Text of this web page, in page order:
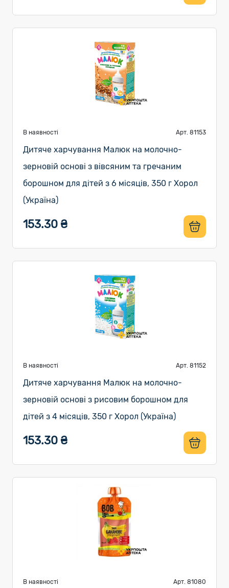
В наявності Арт. 81153
Дитяче харчування Малюк на молочно-
зерновій основі з вівсяним та гречаним
борошном для дітей з 6 місяців, 350 г Хорол
(Україна)
153.30 ₴
В наявності Арт. 81152
Дитяче харчування Малюк на молочно-
зерновій основі з рисовим борошном для
дітей з 4 місяців, 350 г Хорол (Україна)
153.30 ₴
В наявності Арт. 81080